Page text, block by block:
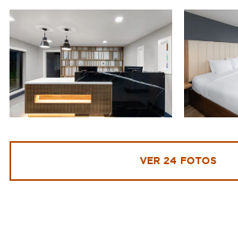
VER 24 FOTOS